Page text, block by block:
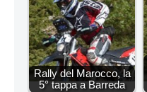
Rally del Marocco, la
5° tappa a Barreda